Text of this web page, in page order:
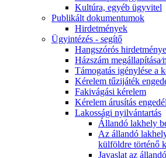
Kultúra, egyéb ügyvitel
Publikált dokumentumok
Hirdetmények
Ügyintézés - segítő
Hangszórós
Házszám
Támogatás igénylése a
Kérelem tűzijáték
Fakivágási kérelem
Kérelem árusítás
Lakossági nyilvántartás
Állandó lakhely
Az állandó
külföldre történő
Javaslat az